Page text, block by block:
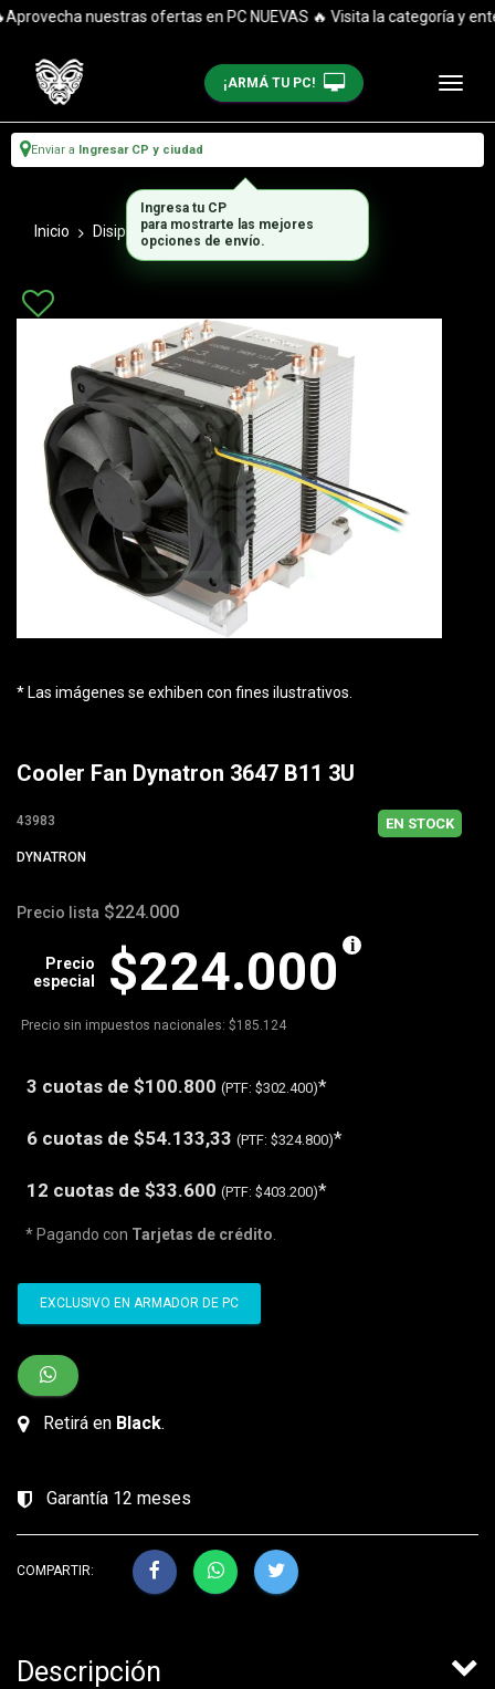
nuestras ofertas en PC NUEVAS 🔥 Visita la categoría y
¡ARMÁ TU PC!
Enviar a Ingresar CP y ciudad
Inicio Disipadores Aire
* Las imágenes se exhiben con fines ilustrativos.
Cooler Fan Dynatron 3647 B11 3U
43983 EN STOCK
DYNATRON
Precio lista $224.000
$224.000
Precio
especial
Precio sin impuestos nacionales: $185.124
3 cuotas de $100.800 (PTF: $302.400)*
6 cuotas de $54.133,33 (PTF: $324.800)*
12 cuotas de $33.600 (PTF: $403.200)*
* Pagando con Tarjetas de crédito
EXCLUSIVO EN ARMADOR DE PC
Retirá en Black.
Garantía 12 meses
COMPARTIR:
Descripción
Ingresa tu CP
para mostrarte las mejores
opciones de envío.